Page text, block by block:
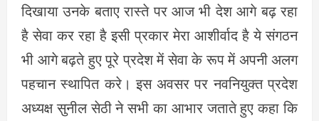
दिखाया उनके बताए रास्ते पर आज भी देश आगे बढ़ रहा
है सेवा कर रहा है इसी प्रकार मेरा आशीर्वाद है ये संगठन
भी आगे बढ़ते हुए पूरे प्रदेश में सेवा के रूप में अपनी अलग
पहचान स्थापित करे। इस अवसर पर नवनियुक्त प्रदेश
अध्यक्ष सुनील सेठी ने सभी का आभार जताते हुए कहा कि